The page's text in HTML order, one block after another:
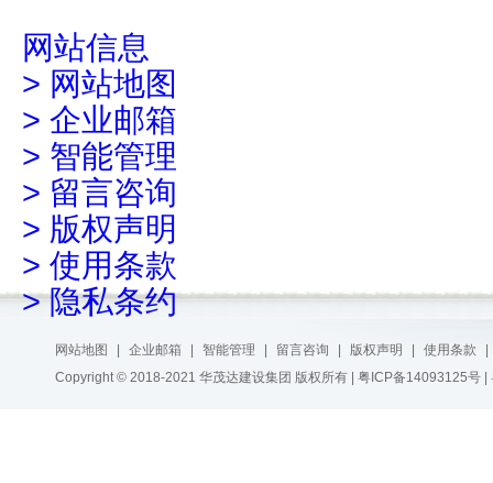
网站信息
> 网站地图
> 企业邮箱
> 智能管理
> 留言咨询
> 版权声明
> 使用条款
>隐私条约
网站地图 企业邮箱 智能管理 留言咨询 版权声明 使用条款
Copyright © 2018-2021 华茂达建设集团 版权所有 | 粤ICP备14093125号